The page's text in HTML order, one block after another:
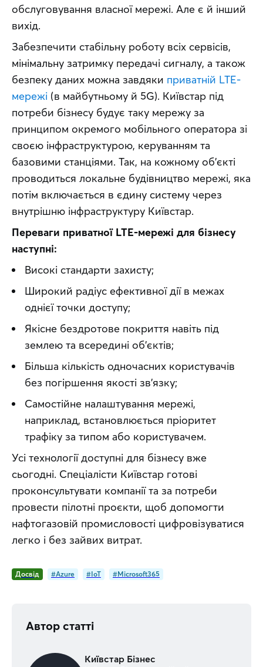
обслуговування власної мережі. Але є й інший
вихід.
Забезпечити стабільну роботу всіх сервісів,
мінімальну затримку передачі сигналу, а також
безпеку даних можна завдяки приватній LTE-
мережі (в майбутньому й 5G). Київстар під
потреби бізнесу будує таку мережу за
принципом окремого мобільного оператора зі
своєю інфраструктурою, керуванням та
базовими станціями. Так, на кожному об’єкті
проводиться локальне будівництво мережі, яка
потім включається в єдину систему через
внутрішню інфраструктуру Київстар.
Переваги приватної LTE-мережі для бізнесу
наступні:
Високі стандарти захисту;
Широкий радіус ефективної дії в межах
однієї точки доступу;
Якісне бездротове покриття навіть під
землею та всередині об’єктів;
Більша кількість одночасних користувачів
без погіршення якості зв’язку;
Самостійне налаштування мережі,
наприклад, встановлюється пріоритет
трафіку за типом або користувачем.
Усі технології доступні для бізнесу вже
сьогодні. Спеціалісти Київстар готові
проконсультувати компанії та за потреби
провести пілотні проєкти, щоб допомогти
нафтогазовій промисловості цифровізуватися
легко і без зайвих витрат.
Досвід #Azure #IoT #Microsoft365
Автор статті
Київстар Бізнес